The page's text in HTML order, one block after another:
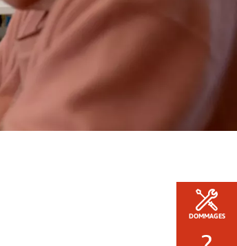
DOMMAGES